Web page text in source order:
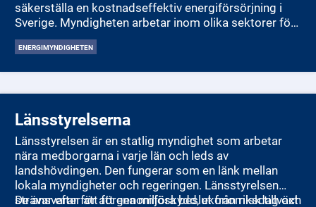
säkerställa en kostnadseffektiv energiförsörjning i
Sverige. Myndigheten arbetar inom olika sektorer för
att stödja forskning och innovation inom
energiteknologier, främja energieffektivisering och
genomförandet av Sveriges energi- och klimatpolitik,
inklusive målen för minskade växthusgasutsläpp. De
verkar också för att förbättra kunskapen om energi
hos allmänheten och näringslivet samt att skapa
förutsättningar för en hållbar energiförsörjning​.
ENERGIMYNDIGHETEN
Länsstyrelserna
Länsstyrelsen är en statlig myndighet som arbetar
nära medborgarna i varje län och leds av
landshövdingen. Den fungerar som en länk mellan
lokala myndigheter och regeringen. Länsstyrelsen
strävar efter att förena miljöskydd, ekonomisk tillväxt
De ansvarar för att genomföra beslut från riksdag och